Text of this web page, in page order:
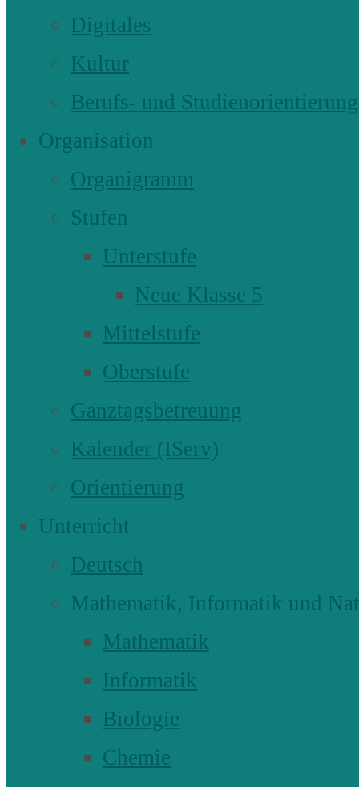
Digitales
Kultur
Berufs- und Studienorientierung
Organisation
Organigramm
Stufen
Unterstufe
Neue Klasse 5
Mittelstufe
Oberstufe
Ganztagsbetreuung
Kalender (IServ)
Orientierung
Unterricht
Deutsch
Mathematik, Informatik und
Mathematik
Informatik
Biologie
Chemie